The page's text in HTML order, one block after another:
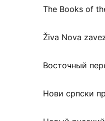
The Books of
Živa Nova
Восточный
Нови српски